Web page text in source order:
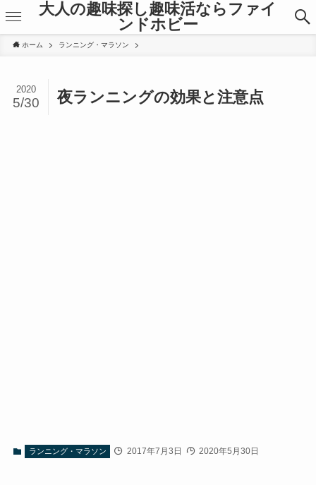
大人の趣味探し趣味活ならファイ
ンドホビー
ホーム ランニング・マラソン
夜ランニングの効果と注意点
2020
5/30
ランニング・マラソン 2017年7月3日 2020年5月30日